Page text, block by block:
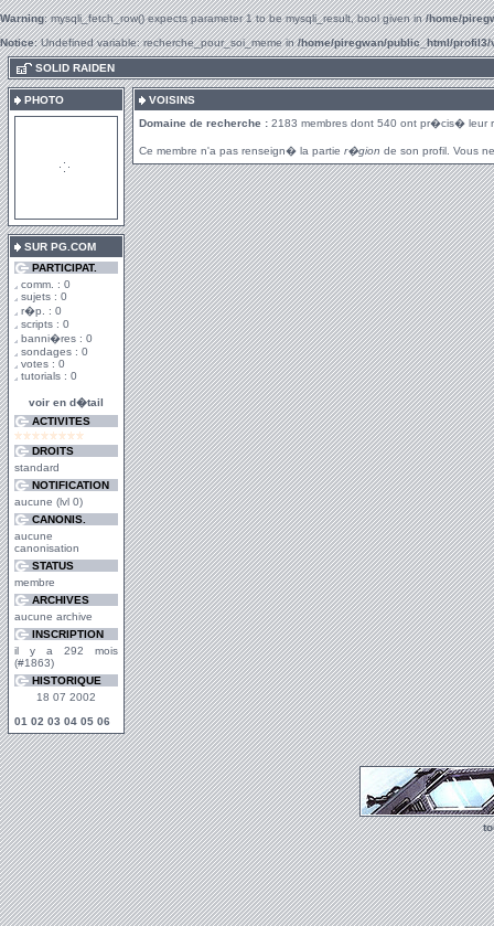
Warning: mysqli_fetch_row() expects parameter 1 to be mysqli_result, bool given in/home/
Notice: Undefined variable: recherche_pour_soi_meme in/home/piregwan/public_html/
SOLID RAIDEN
PHOTO
SUR PG.COM
PARTICIPAT.
comm. : 0
sujets : 0
r�p. : 0
scripts : 0
banni�res : 0
sondages : 0
votes : 0
tutorials : 0
voir en d�tail
ACTIVITES
DROITS
standard
NOTIFICATION
aucune (lvl 0)
CANONIS.
aucune
canonisation
STATUS
membre
ARCHIVES
aucune archive
INSCRIPTION
il y a 292 mois
(#1863)
HISTORIQUE
18 07 2002
01 02 03 04 05 06
VOISINS
Domaine de recherche : 2183 membres dont 540 ont pr�cis� leur
Ce membre n'a pas renseign� la partie r�gion de son profil. Vous